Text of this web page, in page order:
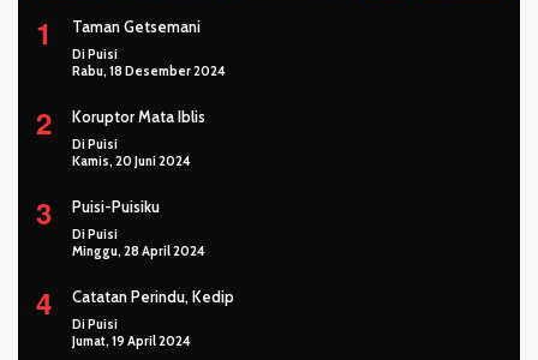
1 Taman Getsemani
Di Puisi
Rabu, 18 Desember 2024
2 Koruptor Mata Iblis
Di Puisi
Kamis, 20 Juni 2024
3 Puisi-Puisiku
Di Puisi
Minggu, 28 April 2024
4 Catatan Perindu, Kedip
Di Puisi
Jumat, 19 April 2024